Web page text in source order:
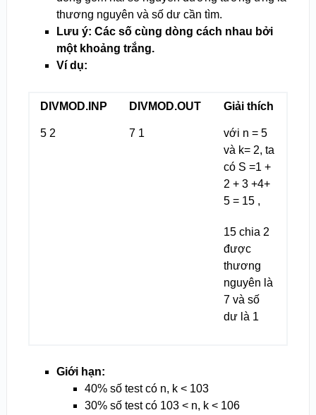
thương nguyên và số dư cần tìm.
Lưu ý: Các số cùng dòng cách nhau bởi
một khoảng trắng.
Ví dụ:
DIVMOD.INP DIVMOD.OUT Giải thích
5 2 7 1
với n = 5
và k= 2, ta
có S =1 +
2 + 3 +4+
5 = 15 ,
15 chia 2
được
thương
nguyên là
7 và số
dư là 1
Giới hạn:
40% số test có n, k < 103
30% số test có 103< n, k < 106